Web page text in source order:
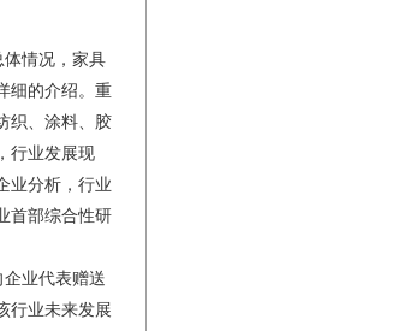
情况，家具
细的介绍。重
织、涂料、胶
行业发展现
业分析，行业
首部综合性研
业代表赠送
行业未来发展